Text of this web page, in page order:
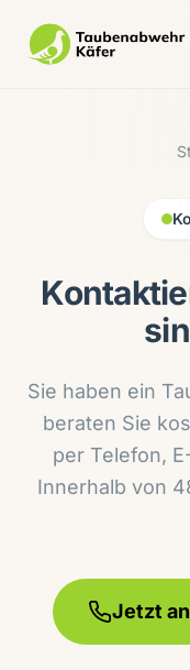
Sie haben ein
beraten Sie
per Telefon,
Innerhalb von
Jetzt